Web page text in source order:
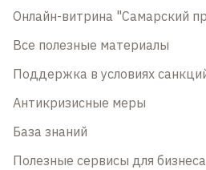
Онлайн-витрина "Самарский
Все полезные материалы
Поддержка в условиях
Антикризисные меры
База знаний
Полезные сервисы для бизнеса